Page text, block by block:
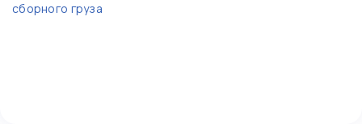
сборного груза